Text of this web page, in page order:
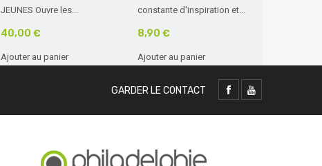
JEUNES Ouvre les...
40,00 €
Ajouter au panier
constante d'inspiration et...
8,90 €
Ajouter au panier
GARDER LE CONTACT